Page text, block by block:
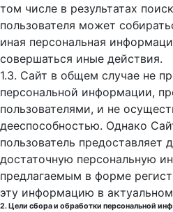
том числе в результатах
пользователя может
иная персональная
совершаться иные действия.
1.3. Сайт в общем случае не
персональной информации,
пользователями, и не
дееспособностью. Однако
пользователь предоставляет
достаточную персональную
предлагаемым в форме
эту информацию в
2. Цели сбора и обработки персональной